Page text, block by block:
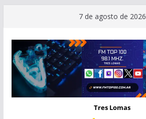
contenido
7 de agosto de 2026
Tres Lomas